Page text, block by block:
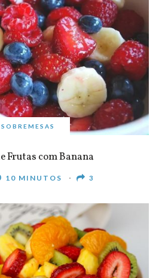
SOBREMESAS
Frutas com Banana
10 MINUTOS 3